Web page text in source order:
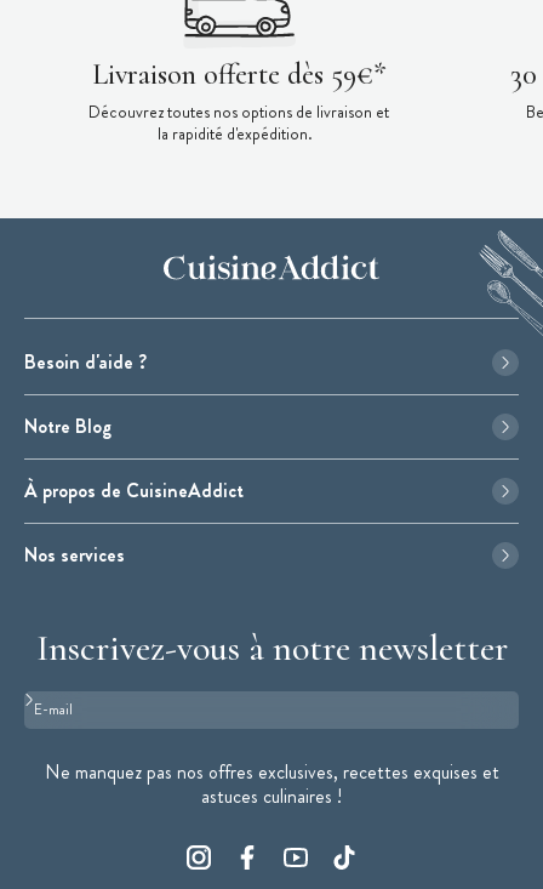
Livraison offerte dès 59€*
Découvrez toutes nos options de livraison et
la rapidité d'expédition.
Besoin d'aide ?
Notre Blog
À propos de CuisineAddict
Nos services
Inscrivez-vous à notre newsletter
Format : adresse@email.com
Ne manquez pas nos offres exclusives, recettes exquises et
astuces culinaires !